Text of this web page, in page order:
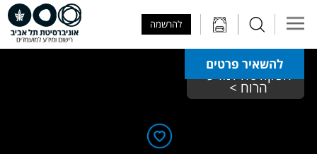
להרשמה
להשאיר פרטים
הפקולטה למדעי
הרוח >